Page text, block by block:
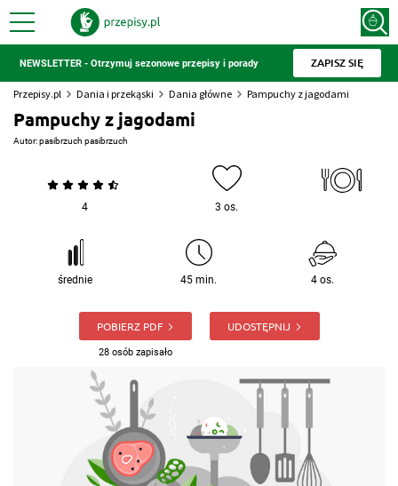
NEWSLETTER - Otrzymuj sezonowe przepisy i porady ZAPISZ SIĘ
Przepisy.pl Dania i przekąski Dania główne Pampuchy z jagodami
Pampuchy z jagodami
Autor:pasibrzuch pasibrzuch
4 3 os.
średnie 45 min. 4 os.
POBIERZ PDF
28 osób zapisało
UDOSTĘPNIJ